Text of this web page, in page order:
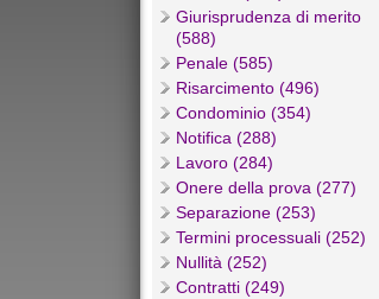
Giurisprudenza di merito
(588)
Penale (585)
Risarcimento (496)
Condominio (354)
Notifica (288)
Lavoro (284)
Onere della prova (277)
Separazione (253)
Termini processuali (252)
Nullità (252)
Contratti (249)